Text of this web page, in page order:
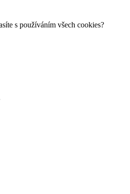
s používáním všech cookies?